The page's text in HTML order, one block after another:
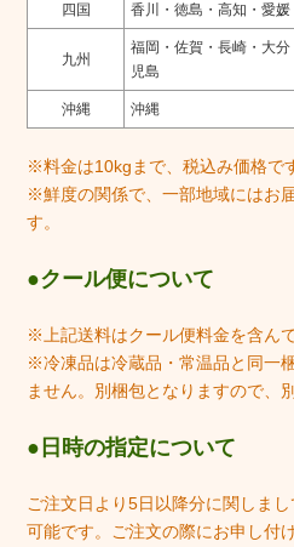
四国 香川・徳島・高知・愛媛
九州
福岡・佐賀・長崎・大
児島
沖縄 沖縄
※料金は10kgまで、税込み価格で
※鮮度の関係で、一部地域にはお
す。
クール便について
※上記送料はクール便料金を含ん
※冷凍品は冷蔵品・常温品と同一
ません。別梱包となりますので、
日時の指定について
ご注文日より5日以降分に関しま
可能です。ご注文の際にお申し付